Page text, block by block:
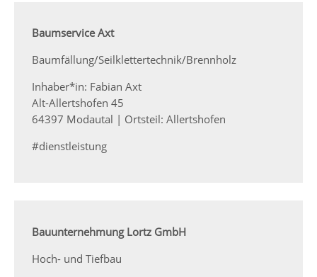
Baumservice Axt
Baumfällung/Seilklettertechnik/Brennholz
Inhaber*in: Fabian Axt
Alt-Allertshofen 45
64397 Modautal | Ortsteil: Allertshofen
#dienstleistung
Bauunternehmung Lortz GmbH
Hoch- und Tiefbau